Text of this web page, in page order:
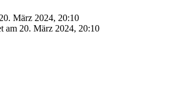
20. März 2024, 20:10
am 20. März 2024, 20:10